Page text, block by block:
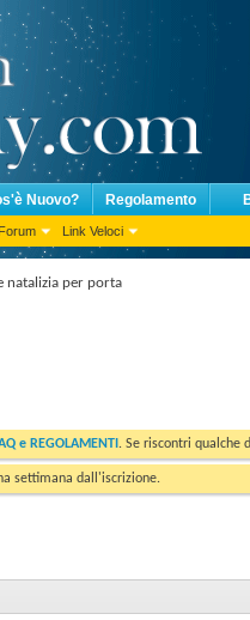
Link Veloci
Nuovo? Regolamento
natalizia per porta
e REGOLAMENTI . Se riscontri qualche
settimana dall'iscrizione.